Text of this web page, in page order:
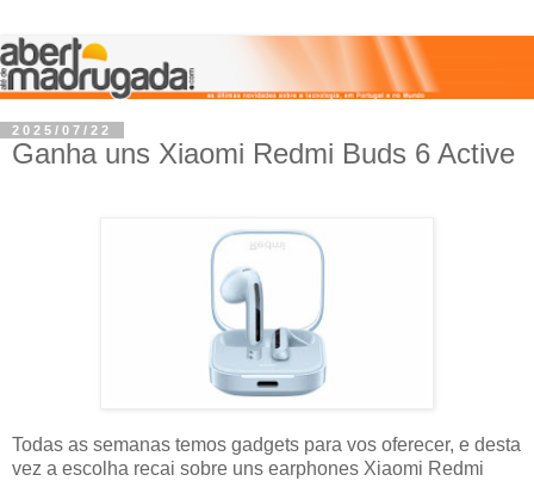
2025/07/22
Ganha uns Xiaomi Redmi Buds 6 Active
Todas as semanas temos gadgets para vos oferecer, e desta
vez a escolha recai sobre uns earphones Xiaomi Redmi